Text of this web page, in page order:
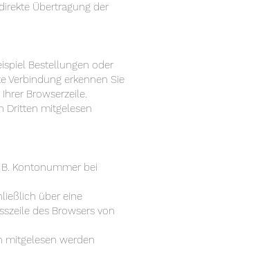
Übertragung der
Bestellungen oder
Verbindung erkennen Sie
Browserzeile.
Dritten mitgelesen
Kontonummer bei
über eine
des Browsers von
mitgelesen werden